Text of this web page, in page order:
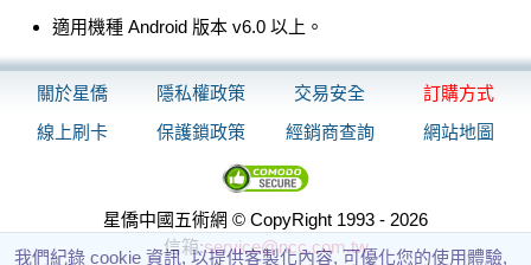
適用機種 Android 版本 v6.0 以上。
關於星僑 隱私權政策 交易安全
訂購方式
線上刷卡
保護鎖政策 經銷商查詢 網站地圖
星僑中國五術網 © CopyRight 1993 - 2026
信箱:service@ncc.com.tw
我們紀錄 cookie 資訊, 以提供客製化內容, 可優化您的使用體驗,